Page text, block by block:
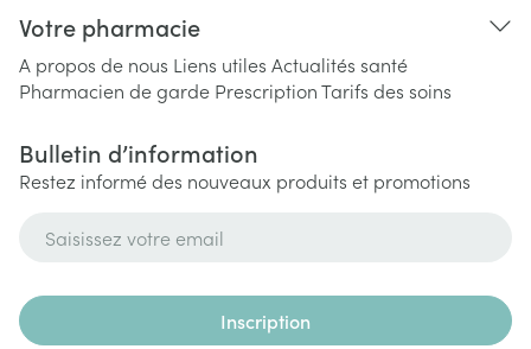
Votre pharmacie
A propos de nous Liens utiles Actualités santé
Pharmacien de garde PrescriptionTarifs des soins
Bulletin d’information
Restez informé des nouveaux produits et promotions
Inscription